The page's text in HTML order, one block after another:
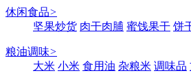
休闲食品>
坚果炒货 肉干肉脯 蜜饯果干 饼
粮油调味>
大米 小米 食用油 杂粮米 调味品